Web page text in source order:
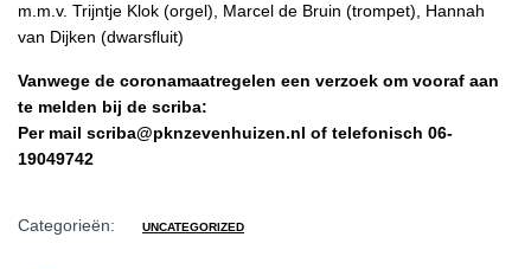
m.m.v. Trijntje Klok (orgel), Marcel de Bruin (trompet), Hannah
van Dijken (dwarsfluit)
Vanwege de coronamaatregelen een verzoek om vooraf aan
te melden bij de scriba:
Per mail scriba@pknzevenhuizen.nl of telefonisch 06-
19049742
Categorieën: UNCATEGORIZED